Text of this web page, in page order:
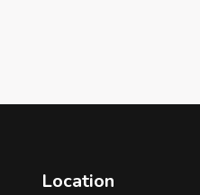
Location